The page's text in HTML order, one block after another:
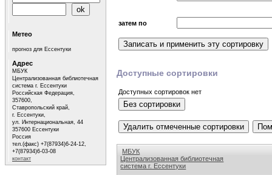
затем по
Доступные сортировки
Доступных сортировок нет
МБУК
Централизованная библиотечная
система г. Ессентуки
Метео
прогноз для Ессентуки
Адрес
МБУК
Централизованная библиотечная
система г. Ессентуки
Российская Федерация,
357600,
Ставропольский край,
г. Ессентуки,
ул. Интернациональная, 44
357600 Ессентуки
Россия
тел.(факс) +7(87934)6-24-12,
+7(87934)6-03-08
контакт